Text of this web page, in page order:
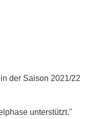
der Saison 2021/22
unterstützt."